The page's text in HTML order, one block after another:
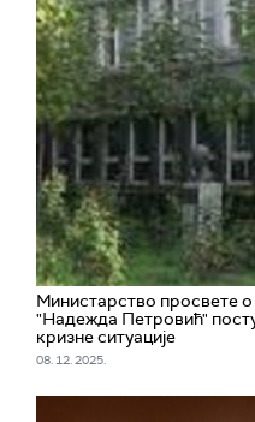
Министарство просвете
"Надежда Петровић"
кризне ситуације
08. 12. 2025.